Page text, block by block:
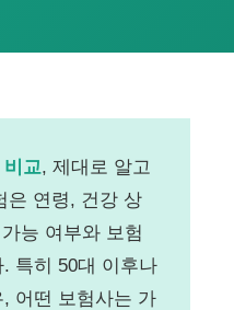
비교, 제대로 알고
은 연령, 건강 상
능 여부와 보험
특히 50대 이후나
어떤 보험사는 가